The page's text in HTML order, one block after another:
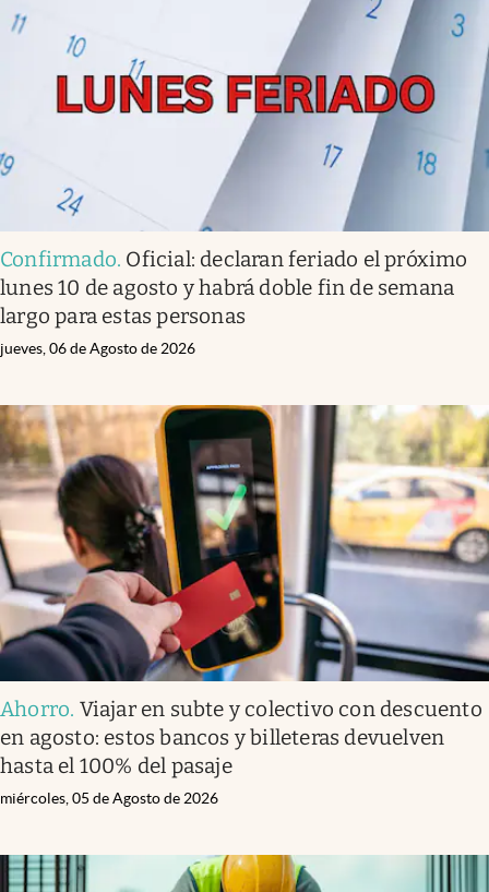
Clase
Eventos Corporativos
El Cronista Studio
Mediakit
abre en nueva pestaña
Argentina
Confirmado. Oficial: declaran feriado el próximo
lunes 10 de agosto y habrá doble fin de semana
largo para estas personas
jueves, 06 de Agosto de 2026
Ahorro. Viajar en subte y colectivo con descuento
en agosto: estos bancos y billeteras devuelven
hasta el 100% del pasaje
miércoles, 05 de Agosto de 2026